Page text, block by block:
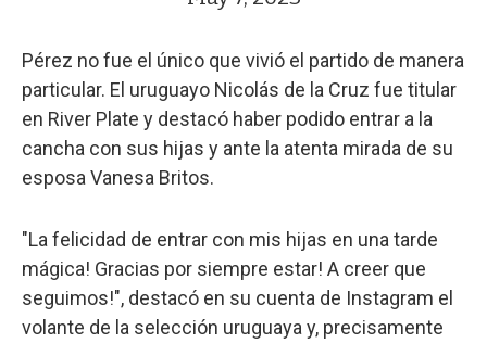
Pérez no fue el único que vivió el partido de manera
particular. El uruguayo Nicolás de la Cruz fue titular
en River Plate y destacó haber podido entrar a la
cancha con sus hijas y ante la atenta mirada de su
esposa Vanesa Britos.
"La felicidad de entrar con mis hijas en una tarde
mágica! Gracias por siempre estar! A creer que
seguimos!", destacó en su cuenta de Instagram el
volante de la selección uruguaya y, precisamente